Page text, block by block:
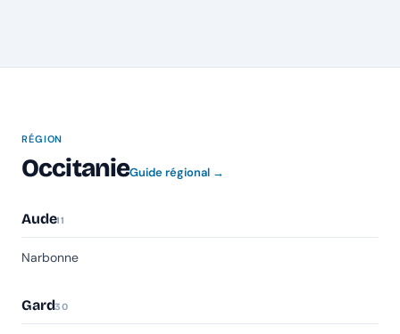
RÉGION
OccitanieGuide régional →
Aude11
Narbonne
Gard30